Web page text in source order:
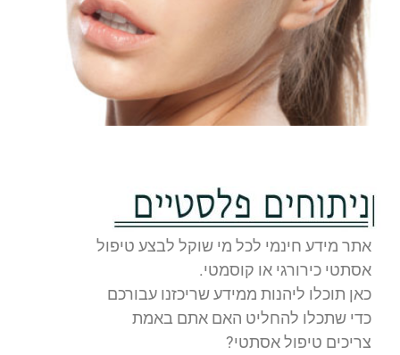
אתר מידע חינמי לכל מי שוקל לבצע טיפול
אסתטי כירורגי או קוסמטי.
כאן תוכלו ליהנות ממידע שריכזנו עבורכם
כדי שתכלו להחליט האם אתם באמת
צריכים טיפול אסתטי?